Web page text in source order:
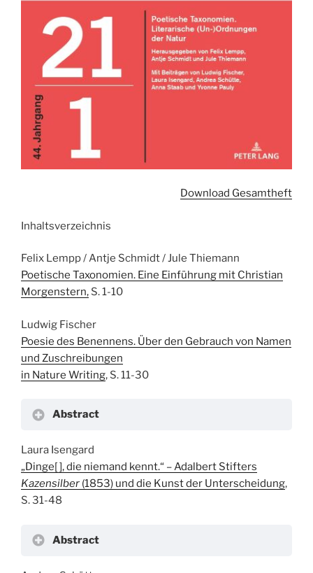
Download Gesamtheft
Inhaltsverzeichnis
Felix Lempp / Antje Schmidt / Jule Thiemann
Poetische Taxonomien. Eine Einführung mit Christian
Morgenstern, S. 1-10
Ludwig Fischer
Poesie des Benennens. Über den Gebrauch von Namen
und Zuschreibungen
in Nature Writing, S. 11-30
Abstract
Laura Isengard
„Dinge[ ], die niemand kennt.“ – Adalbert Stifters
Kazensilber (1853) und die Kunst der Unterscheidung,
S. 31-48
Abstract